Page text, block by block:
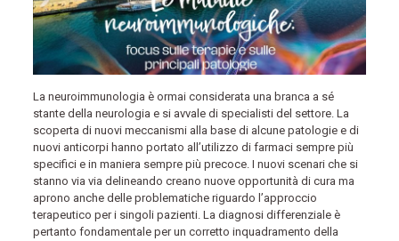
La neuroimmunologia è ormai considerata una branca a sé
stante della neurologia e si avvale di specialisti del settore. La
scoperta di nuovi meccanismi alla base di alcune patologie e di
nuovi anticorpi hanno portato all’utilizzo di farmaci sempre più
specifici e in maniera sempre più precoce. I nuovi scenari che si
stanno via via delineando creano nuove opportunità di cura ma
aprono anche delle problematiche riguardo l’approccio
terapeutico per i singoli pazienti. La diagnosi differenziale è
pertanto fondamentale per un corretto inquadramento della